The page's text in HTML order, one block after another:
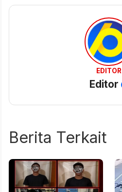
EDITOR
Editor
Berita Terkait